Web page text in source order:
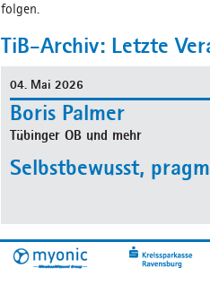
folgen.
TiB-Archiv: Letzte
04. Mai 2026
Boris Palmer
Tübinger OB und mehr
Selbstbewusst,